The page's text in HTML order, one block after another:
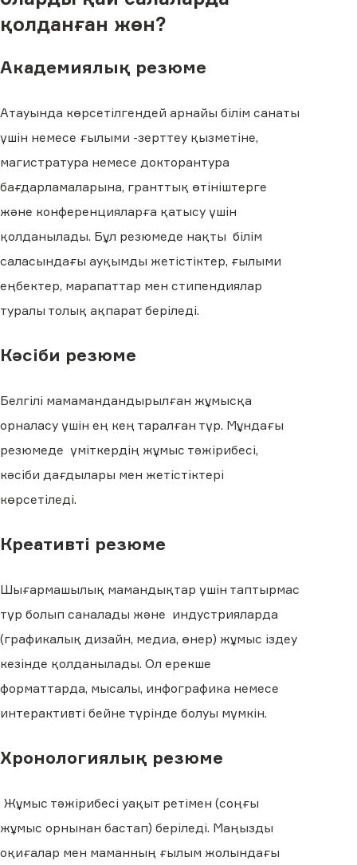
қолданған жөн?
Академиялық резюме
Атауында көрсетілгендей арнайы білім санаты
үшін немесе ғылыми -зерттеу қызметіне,
магистратура немесе докторантура
бағдарламаларына, гранттық өтініштерге
және конференцияларға қатысу үшін
қолданылады. Бұл резюмеде нақты білім
саласындағы ауқымды жетістіктер, ғылыми
еңбектер, марапаттар мен стипендиялар
туралы толық ақпарат беріледі.
Кәсіби резюме
Белгілі мамамандандырылған жұмысқа
орналасу үшін ең кең таралған түр. Мұндағы
резюмеде үміткердің жұмыс тәжірибесі,
кәсіби дағдылары мен жетістіктері
көрсетіледі.
Креативті резюме
Шығармашылық мамандықтар үшін таптырмас
түр болып саналады және индустрияларда
(графикалық дизайн, медиа, өнер) жұмыс іздеу
кезінде қолданылады. Ол ерекше
форматтарда, мысалы, инфографика немесе
интерактивті бейне түрінде болуы мүмкін.
Хронологиялық резюме
Жұмыс тәжірибесі уақыт ретімен (соңғы
жұмыс орнынан бастап) беріледі. Маңызды
оқиғалар мен маманның ғылым жолындағы